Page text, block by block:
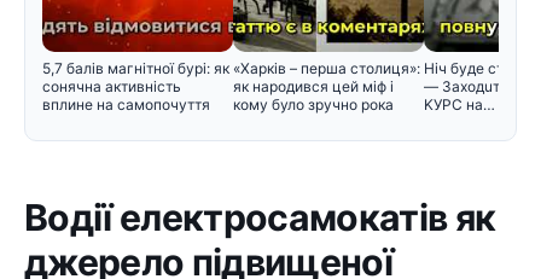
5,7 балів магнітної бурі: як
сонячна активність
вплине на самопочуття
«Харків – перша столиця»:
як народився цей міф і
кому було зручно рока
Hiч бyдe
— Зaxoдuть
KУPC нa…
Водії електросамокатів як
джерело підвищеної